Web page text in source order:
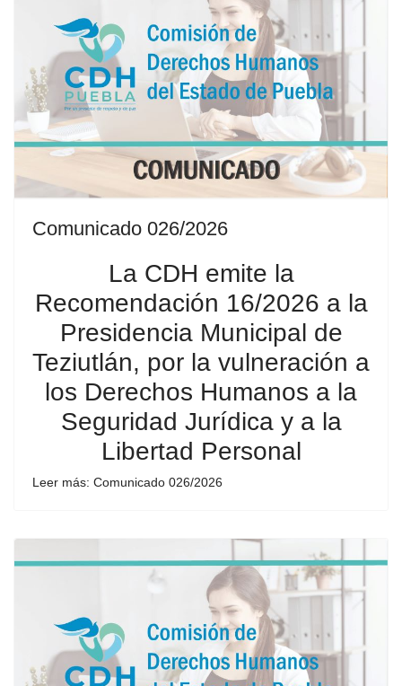
Comunicado 026/2026
La CDH emite la
Recomendación 16/2026 a la
Presidencia Municipal de
Teziutlán, por la vulneración a
los Derechos Humanos a la
Seguridad Jurídica y a la
Libertad Personal
Leer más: Comunicado 026/2026